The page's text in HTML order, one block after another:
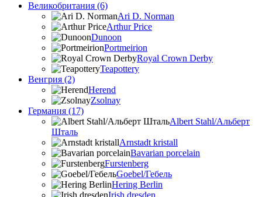
Великобритания (6)
Ari D. Norman
Arthur Price
Dunoon
Portmeirion
Royal Crown Derby
Teapottery
Венгрия (2)
Herend
Zsolnay
Германия (17)
Albert Stahl/Альбеpт
Шталь
Arnstadt kristall
Bavarian porcelain
Furstenberg
Goebel/Гебель
Hering Berlin
Irish dresden